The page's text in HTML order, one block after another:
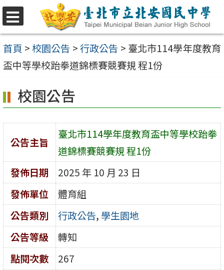
選
單
跳
至
主
要
容
區
首頁 >校園公告 >行政公告 > 臺北市114學年度教育
盃中等學校跆拳道錦標賽競賽規 程1份
校園公告
公告主旨
臺北市114學年度教育盃中等學校跆拳
道錦標賽競賽規 程1份
發佈日期
2025 年 10 月 23 日
發佈單位
體育組
公告類別
行政公告, 學生園地
公告等級
轉知
點閱次數
267